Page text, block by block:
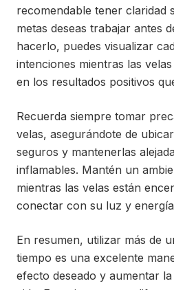
recomendable tener claridad
metas deseas trabajar antes
hacerlo, puedes visualizar
intenciones mientras las
en los resultados positivos
Recuerda siempre tomar
velas, asegurándote de
seguros y mantenerlas
inflamables. Mantén un
mientras las velas están
conectar con su luz y
En resumen, utilizar más de
tiempo es una excelente
efecto deseado y aumentar